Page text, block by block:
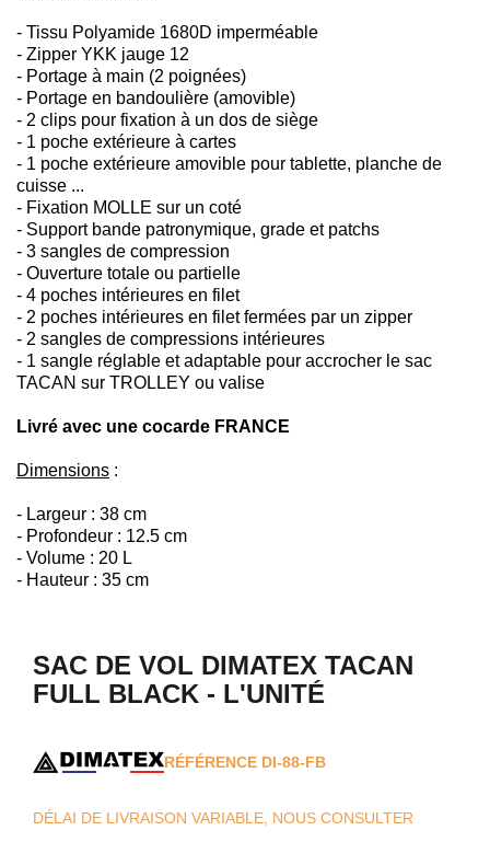
- Tissu Polyamide 1680D imperméable
- Zipper YKK jauge 12
- Portage à main (2 poignées)
- Portage en bandoulière (amovible)
- 2 clips pour fixation à un dos de siège
- 1 poche extérieure à cartes
- 1 poche extérieure amovible pour tablette, planche de
cuisse ...
- Fixation MOLLE sur un coté
- Support bande patronymique, grade et patchs
- 3 sangles de compression
- Ouverture totale ou partielle
- 4 poches intérieures en filet
- 2 poches intérieures en filet fermées par un zipper
- 2 sangles de compressions intérieures
- 1 sangle réglable et adaptable pour accrocher le sac
TACAN sur TROLLEY ou valise
Livré avec une cocarde FRANCE
Dimensions :
- Largeur : 38 cm
- Profondeur : 12.5 cm
- Volume : 20 L
- Hauteur : 35 cm
SAC DE VOL DIMATEX TACAN
FULL BLACK - L'UNITÉ
RÉFÉRENCE DI-88-FB
DÉLAI DE LIVRAISON VARIABLE, NOUS CONSULTER